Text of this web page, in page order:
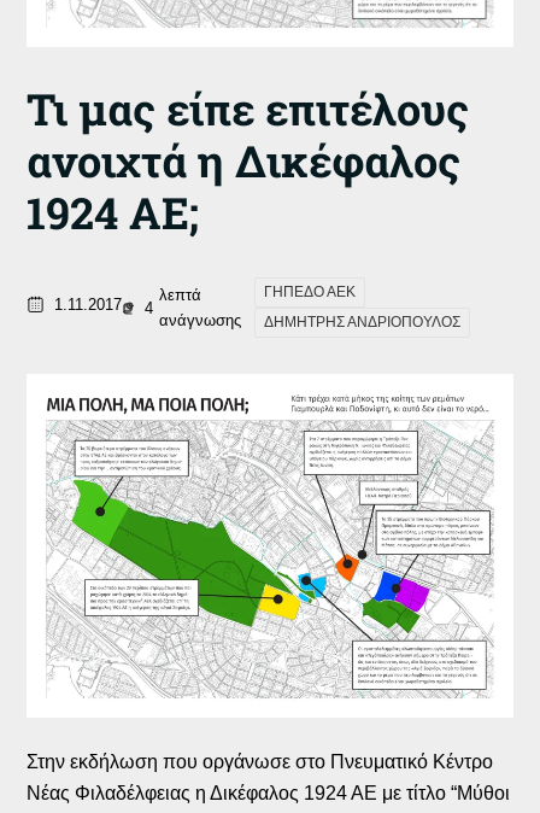
Τι μας είπε επιτέλους
ανοιχτά η Δικέφαλος
1924 ΑΕ;
1.11.2017 4
λεπτά
ανάγνωσης
ΓΗΠΕΔΟ ΑΕΚ
ΔΗΜΗΤΡΗΣ ΑΝΔΡΙΟΠΟΥΛΟΣ
Στην εκδήλωση που οργάνωσε στο Πνευματικό Κέντρο
Νέας Φιλαδέλφειας η Δικέφαλος 1924 ΑΕ με τίτλο “Μύθοι